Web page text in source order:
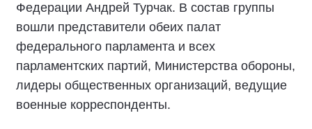
Федерации Андрей Турчак. В состав группы
вошли представители обеих палат
федерального парламента и всех
парламентских партий, Министерства обороны,
лидеры общественных организаций, ведущие
военные корреспонденты.